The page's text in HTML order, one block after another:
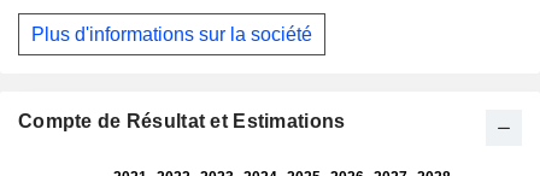
Holdings, Inc. compte 439 millions de comptes actifs. 56,9%
du CA est réalisé aux Etats-Unis.
Plus d'informations sur la société
Compte de Résultat et Estimations